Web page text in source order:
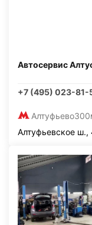
Автосервис
+7 (495) 023-81-
Алтуфьево
Алтуфьевское ш.,